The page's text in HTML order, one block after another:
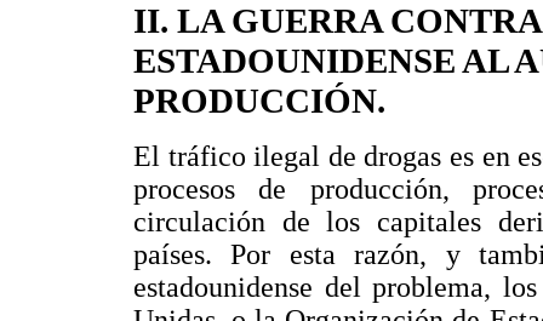
II. LA GUERRA
ESTADOUNIDENSE AL
PRODUCCIÓN.
El tráfico ilegal de drogas es en
procesos de producción,
circulación de los capitales
países. Por esta razón, y
estadounidense del problema,